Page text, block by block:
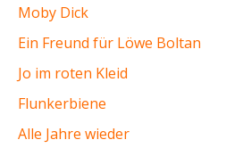
Moby Dick
Ein Freund für Löwe Boltan
Jo im roten Kleid
Flunkerbiene
Alle Jahre wieder